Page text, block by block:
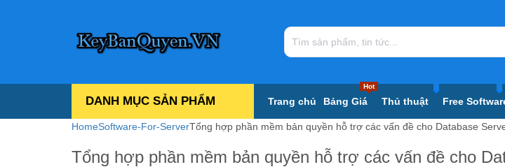
DANH MỤC SẢN PHẨM Trang chủ Bảng Giá
Hot
Thủ thuật Free
HomeSoftware-For-ServerTổng hợp phần mềm bản quyền hỗ trợ các vấn đề cho Database
Tổng hợp phần mềm bản quyền hỗ trợ các vấn đề cho